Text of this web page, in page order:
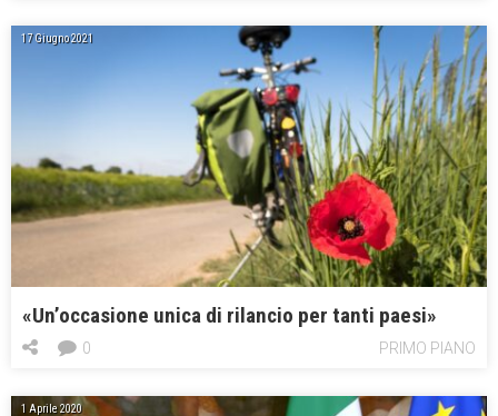
17 Giugno 2021
«Un’occasione unica di rilancio per tanti paesi»
PRIMO PIANO
0
1 Aprile 2020